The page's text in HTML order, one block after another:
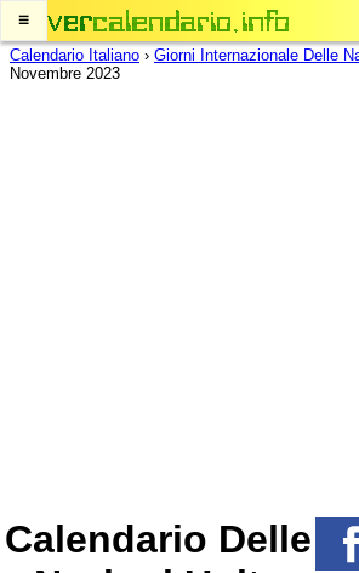
≡
Calendario Italiano › Giorni Internazionale Delle
Novembre 2023
Calendario Delle